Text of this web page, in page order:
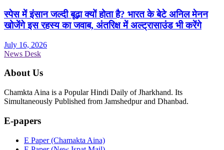
स्पेस में इंसान जल्दी बूढ़ा क्यों होता है? भारत के बेटे अनिल मेनन
खोजेंगे इस रहस्य का जवाब, अंतरिक्ष में अल्ट्रासाउंड भी करेंगे
July 16, 2026
News Desk
About Us
Chamkta Aina is a Popular Hindi Daily of Jharkhand. Its
Simultaneously Published from Jamshedpur and Dhanbad.
E-papers
E Paper (Chamakta Aina)